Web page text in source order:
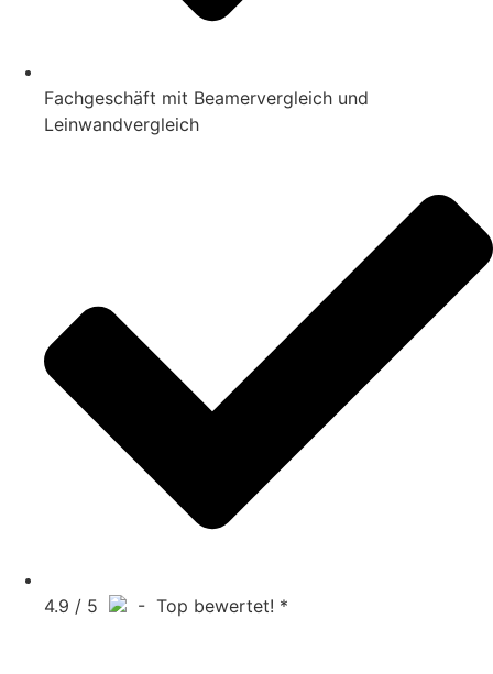
Fachgeschäft mit Beamervergleich und
Leinwandvergleich
4.9 / 5 - Top bewertet! *